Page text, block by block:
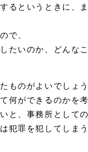
るというときに、
で、
たいのか、どんな
ものがよいでしょう
何ができるのかを
と、事務所として
犯罪を犯してしま